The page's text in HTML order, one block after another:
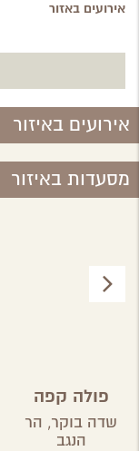
אירועים באזור
אירועים באיזור
מסעדות באיזור
פולה קפה
שדה בוקר, הר
הנגב